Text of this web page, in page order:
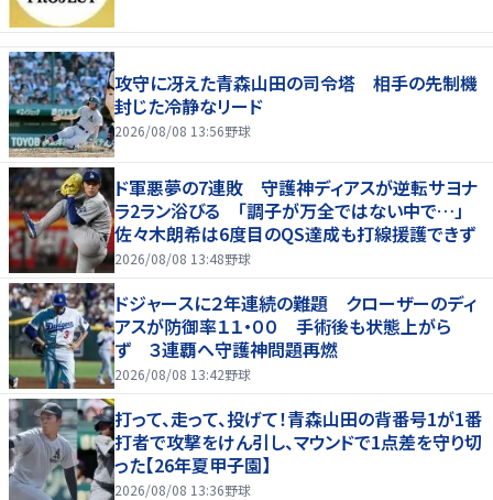
攻守に冴えた青森山田の司令塔 相手の先制機
封じた冷静なリード
2026/08/08 13:56野球
ド軍悪夢の7連敗 守護神ディアスが逆転サヨナ
ラ2ラン浴びる 「調子が万全ではない中で…」
佐々木朗希は6度目のQS達成も打線援護できず
2026/08/08 13:48野球
ドジャースに２年連続の難題 クローザーのディ
アスが防御率１１・００ 手術後も状態上がら
ず ３連覇へ守護神問題再燃
2026/08/08 13:42野球
打って、走って、投げて！青森山田の背番号1が1番
打者で攻撃をけん引し、マウンドで1点差を守り切
った【26年夏甲子園】
2026/08/08 13:36野球